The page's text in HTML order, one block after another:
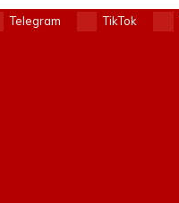
Telegram TikTok